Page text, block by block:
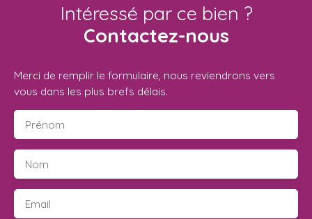
Intéressé par ce bien ?
Contactez-nous
Merci de remplir le formulaire, nous reviendrons vers
vous dans les plus brefs délais.
Prénom
Nom
Email